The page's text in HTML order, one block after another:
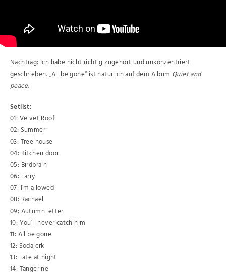
Nachtrag: Ich habe nicht richtig zugehört und unkonzentriert
geschrieben. „All be gone“ ist natürlich auf dem Album Quiet and
peace.
Setlist:
01: Velvet Roof
02: Summer
03: Tree house
04: Kitchen door
05: Birdbrain
06: Larry
07: I’m allowed
08: Rachael
09: Autumn letter
10: You’ll never catch him
11: All be gone
12: Sodajerk
13: Late at night
14: Tangerine